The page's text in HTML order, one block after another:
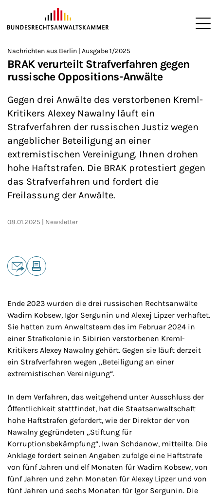
ZUM HAUPTINHALT SPRINGEN
Sie befinden sich hier:
>
Startseite
>
Newsroom
>
Newsletter
>
Nachrichten aus Berlin | Ausgabe 1/2025
BRAK verurteilt Strafverfahren gegen
russische Oppositions-Anwälte
Gegen drei Anwälte des verstorbenen Kreml-
Kritikers Alexey Nawalny läuft ein
Strafverfahren der russischen Justiz wegen
angeblicher Beteiligung an einer
extremistischen Vereinigung. Ihnen drohen
hohe Haftstrafen. Die BRAK protestiert gegen
das Strafverfahren und fordert die
Freilassung der Anwälte.
08.01.2025 Newsletter
Teilen
Ende 2023 wurden die drei russischen Rechtsanwälte
Wadim Kobsew, Igor Sergunin und Alexej Lipzer verhaftet.
Sie hatten zum Anwaltsteam des im Februar 2024 in
einer Strafkolonie in Sibirien verstorbenen Kreml-
Kritikers Alexey Nawalny gehört. Gegen sie läuft derzeit
ein Strafverfahren wegen „Beteiligung an einer
extremistischen Vereinigung“.
In dem Verfahren, das weitgehend unter Ausschluss der
Öffentlichkeit stattfindet, hat die Staatsanwaltschaft
hohe Haftstrafen gefordert, wie der Direktor der von
Nawalny gegründeten „Stiftung für
Korruptionsbekämpfung“, Iwan Schdanow, mitteilte. Die
Anklage fordert seinen Angaben zufolge eine Haftstrafe
von fünf Jahren und elf Monaten für Wadim Kobsew, von
fünf Jahren und zehn Monaten für Alexey Lipzer und von
fünf Jahren und sechs Monaten für Igor Sergunin. Die